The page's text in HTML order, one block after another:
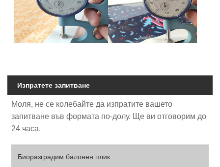
Изпратете запитване
Моля, не се колебайте да изпратите вашето
запитване във формата по-долу. Ще ви отговорим до
24 часа.